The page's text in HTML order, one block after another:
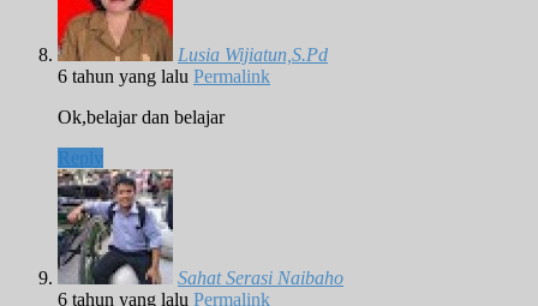
Lusia Wijiatun,S.Pd
6 tahun yang lalu Permalink
Ok,belajar dan belajar
Reply
Sahat Serasi Naibaho
6 tahun yang lalu Permalink